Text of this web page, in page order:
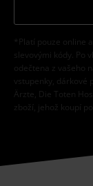
*Platí pouze online
slevovými kódy. Po
odečtena z vašeho
vstupenky,
Ärzte, Die Toten
zboží, jehož koupí